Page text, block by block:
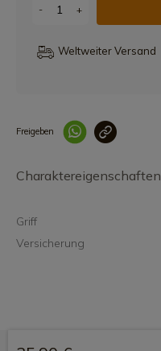
- +
Weltweiter Versand
Freigeben
Charaktereigenschaften
Griff
Versicherung